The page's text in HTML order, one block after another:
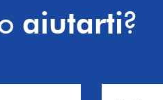
aiutarti?